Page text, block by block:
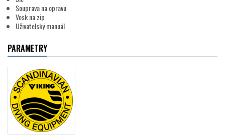
Souprava na opravu
Vosk na zip
Uživatelský manuál
PARAMETRY